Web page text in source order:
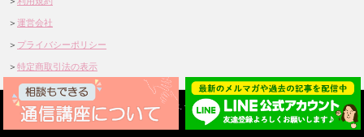
＞ 運営会社
＞ プライバシーポリシー
＞ 特定商取引法の表示
©2004-2025 Shiawasena Okaasan Inc. 子育ての悩みなら「幸せなお母さんにな
る為の子育て」All rights reserved.